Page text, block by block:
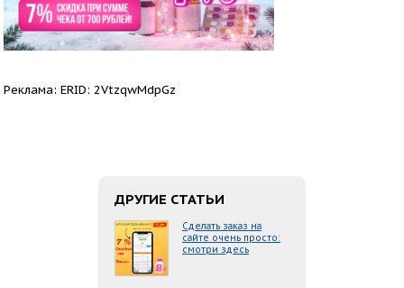
Реклама: ERID: 2VtzqwMdpGz
ДРУГИЕ СТАТЬИ
Сделать заказ на
сайте очень просто:
смотри здесь